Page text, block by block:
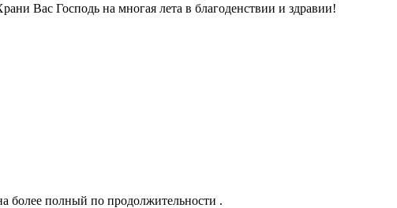
Вас Господь на многая лета в благоденствии и здравии!
более полный по продолжительности .